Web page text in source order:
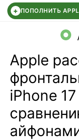
+ ПОПОЛНИТЬ
СБЕР КИДС
Apple
iPhone